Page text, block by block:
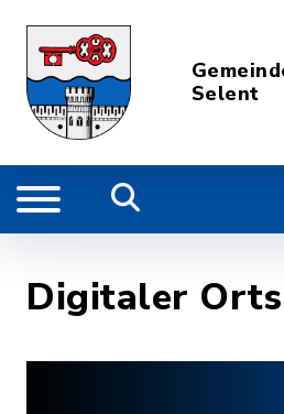
Selent
Digitaler